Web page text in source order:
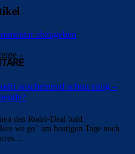
abzugeben
-
anscheinend schon einig –
den Rodri-Deal bald
we go“ am heutigen Tage noch